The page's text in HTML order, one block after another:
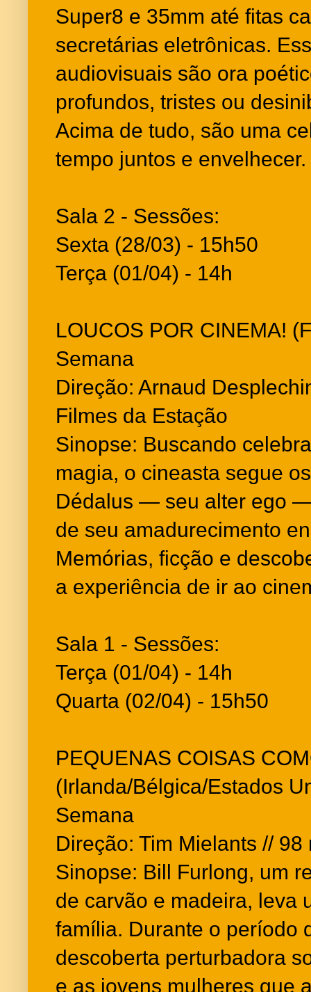
Super8 e 35mm até fitas
secretárias eletrônicas.
audiovisuais são ora
profundos, tristes ou
Acima de tudo, são uma
tempo juntos e envelhecer.
Sala 2 - Sessões:
Sexta (28/03) - 15h50
Terça (01/04) - 14h
LOUCOS POR CINEMA!
Semana
Direção: Arnaud
Filmes da Estação
Sinopse: Buscando
magia, o cineasta segue
Dédalus — seu alter ego
de seu amadurecimento
Memórias, ficção e
a experiência de ir ao
Sala 1 - Sessões:
Terça (01/04) - 14h
Quarta (02/04) - 15h50
PEQUENAS COISAS
(Irlanda/Bélgica/Estados
Semana
Direção: Tim Mielants //
Sinopse: Bill Furlong, um
de carvão e madeira, leva
família. Durante o período
descoberta perturbadora
e as jovens mulheres que